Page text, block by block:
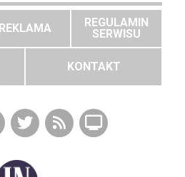
REKLAMA
REGULAMIN
SERWISU
KONTAKT